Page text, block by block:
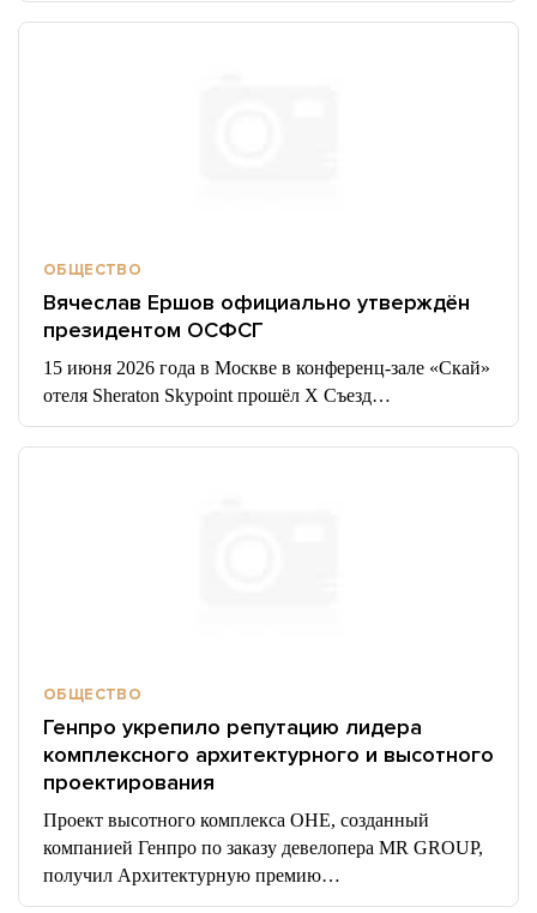
ОБЩЕСТВО
Вячеслав Ершов официально утверждён
президентом ОСФСГ
15 июня 2026 года в Москве в конференц-зале «Скай»
отеля Sheraton Skypoint прошёл X Съезд…
ОБЩЕСТВО
Генпро укрепило репутацию лидера
комплексного архитектурного и высотного
проектирования
Проект высотного комплекса ОНЕ, созданный
компанией Генпро по заказу девелопера MR GROUP,
получил Архитектурную премию…